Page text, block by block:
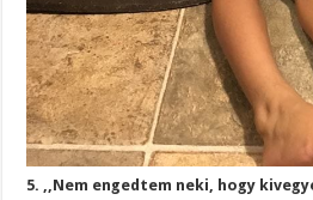
5. ,,Nem engedtem neki, hogy